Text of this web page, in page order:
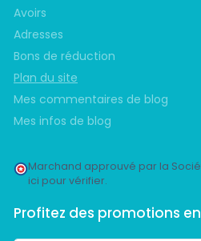
Avoirs
Adresses
Bons de réduction
Plan du site
Mes commentaires de blog
Mes infos de blog
Marchand approuvé par la
ici pour vérifier.
Profitez des promotions